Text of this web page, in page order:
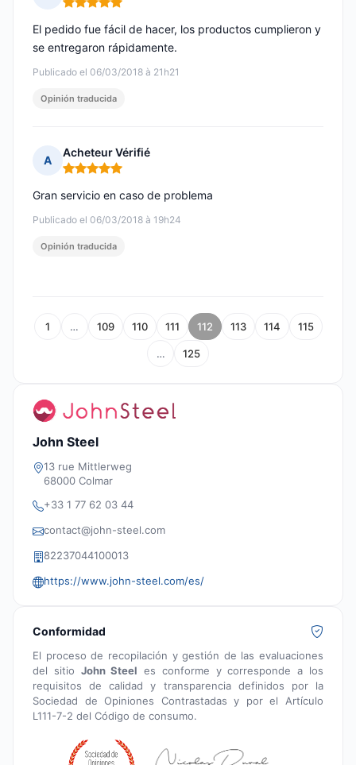
Nota: 5 de 5
Publicado el 06/03/2018 à 21h21
El pedido fue fácil de hacer, los productos cumplieron y
se entregaron rápidamente.
Opinión traducida
A
Acheteur Vérifié
Nota: 5 de 5
Publicado el 06/03/2018 à 19h24
Gran servicio en caso de problema
Opinión traducida
1 … 109 110 111 112 113 114 115
… 125
John Steel
13 rue Mittlerweg
68000 Colmar
+33 1 77 62 03 44
contact@john-steel.com
82237044100013
https://www.john-steel.com/es/
Conformidad
El proceso de recopilación y gestión de las evaluaciones
del sitio John Steel es conforme y corresponde a los
requisitos de calidad y transparencia definidos por la
Sociedad de Opiniones Contrastadas y por el Artículo
L111-7-2 del Código de consumo.